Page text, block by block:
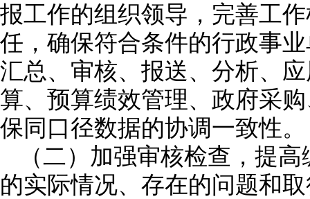
报工作的组织领导，完善工
任，确保符合条件的行政事
汇总、审核、报送、分析、
算、预算绩效管理、政府采
保同口径数据的协调一致性。
（二）加强审核检查，提
的实际情况、存在的问题和